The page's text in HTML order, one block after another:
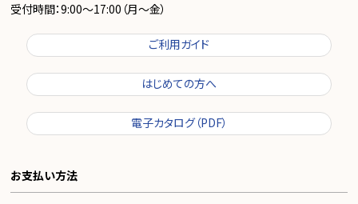
受付時間：9:00～17:00（月～金）
ご利用ガイド
はじめての方へ
電子カタログ（PDF）
お支払い方法